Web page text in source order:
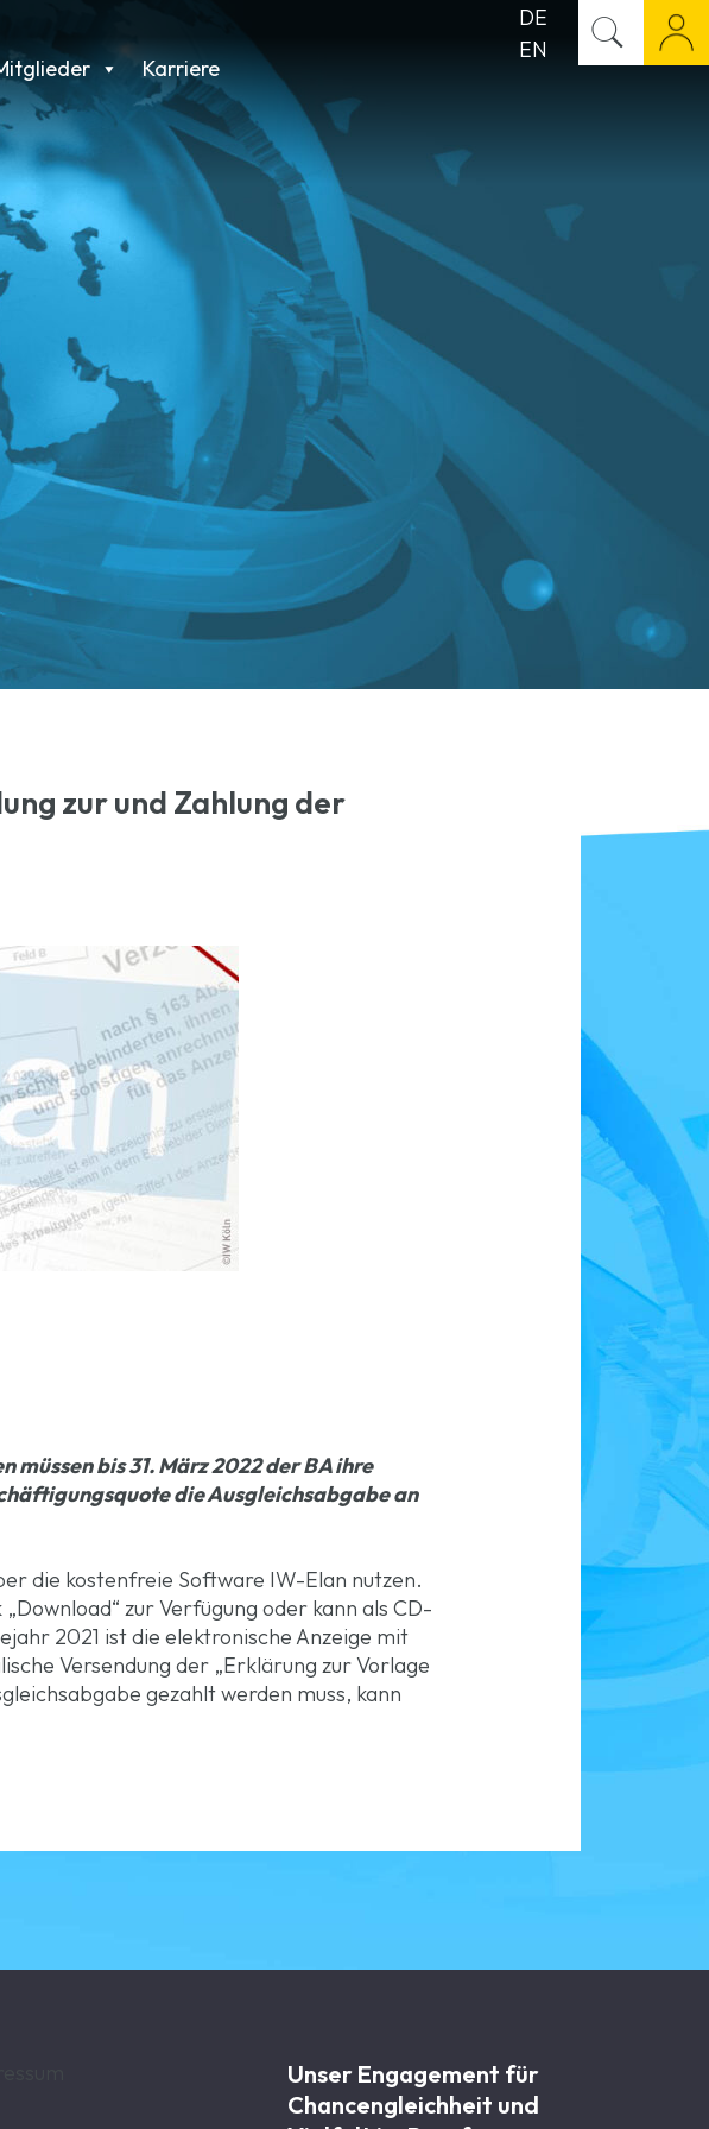
Karriere
DE
EN
zur und Zahlung der
bis 31. März 2022 der BA ihre
die Ausgleichsabgabe an
die kostenfreie Software IW-Elan nutzen.
zur Verfügung oder kann als CD-
2021 ist die elektronische Anzeige mit
Versendung der „Erklärung zur Vorlage
gezahlt werden muss, kann
Unser Engagement für
Chancen­gleichheit und